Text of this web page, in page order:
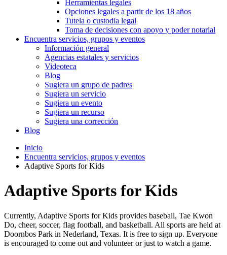
Herramientas legales
Opciones legales a partir de los 18 años
Tutela o custodia legal
Toma de decisiones con apoyo y poder notarial
Encuentra servicios, grupos y eventos
Información general
Agencias estatales y servicios
Videoteca
Blog
Sugiera un grupo de padres
Sugiera un servicio
Sugiera un evento
Sugiera un recurso
Sugiera una corrección
Blog
Inicio
Encuentra servicios, grupos y eventos
Adaptive Sports for Kids
Adaptive Sports for Kids
Currently, Adaptive Sports for Kids provides baseball, Tae Kwon
Do, cheer, soccer, flag football, and basketball. All sports are held at
Doornbos Park in Nederland, Texas. It is free to sign up. Everyone
is encouraged to come out and volunteer or just to watch a game.